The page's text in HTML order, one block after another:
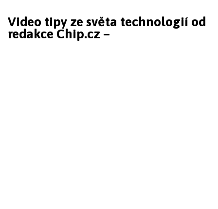
Video tipy ze světa technologií od
redakce Chip.cz –